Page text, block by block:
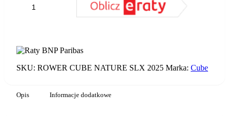
SLX
2025
SKU: ROWER CUBE NATURE SLX 2025 Marka: Cube
Opis Informacje dodatkowe